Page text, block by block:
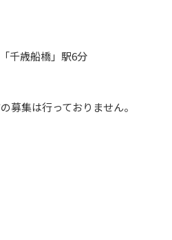
千歳船橋」駅6分
募集は行っておりません。